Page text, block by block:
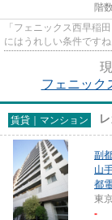
階
「フェニックス西早稲
にはうれしい条件です
フェニック
賃貸｜マンション
副
山
都
東
-